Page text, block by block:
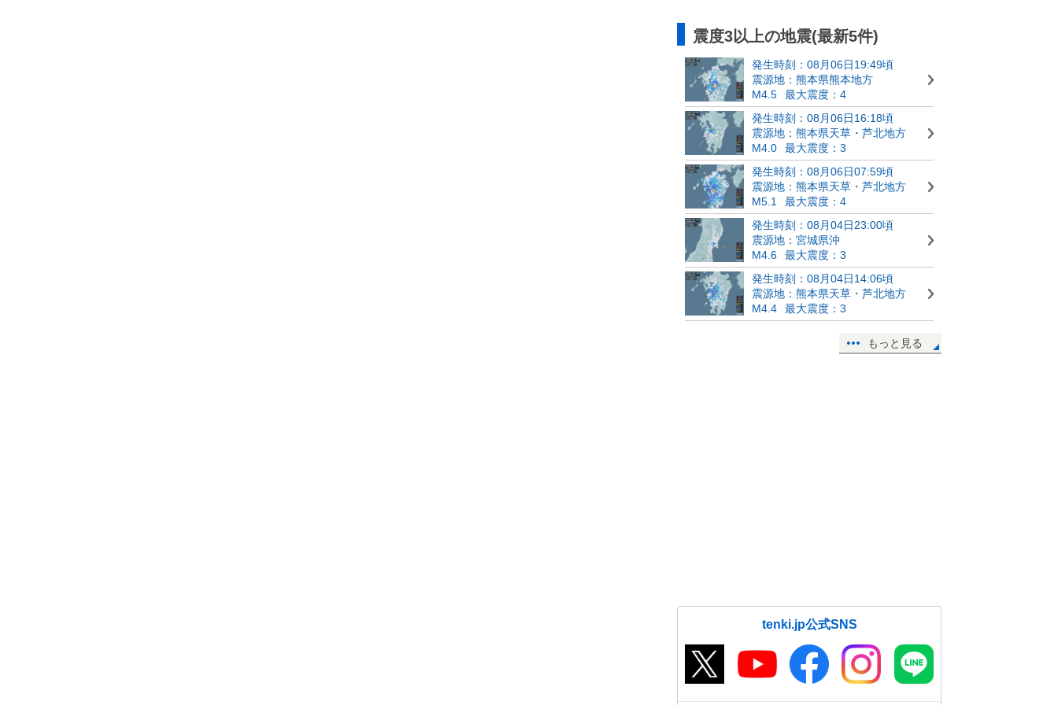
震度3以上の地震(最新5件)
発生時刻：08月06日19:49頃
震源地：熊本県熊本地方
M4.5
最大震度：4
発生時刻：08月06日16:18頃
震源地：熊本県天草・芦北地方
M4.0
最大震度：3
発生時刻：08月06日07:59頃
震源地：熊本県天草・芦北地方
M5.1
最大震度：4
発生時刻：08月04日23:00頃
震源地：宮城県沖
M4.6
最大震度：3
発生時刻：08月04日14:06頃
震源地：熊本県天草・芦北地方
M4.4
最大震度：3
もっと見る
tenki.jp公式SNS